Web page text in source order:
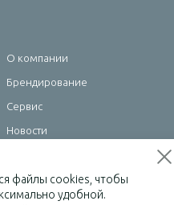
О компании
Брендирование
Сервис
Новости
файлы cookies, чтобы
удобной.